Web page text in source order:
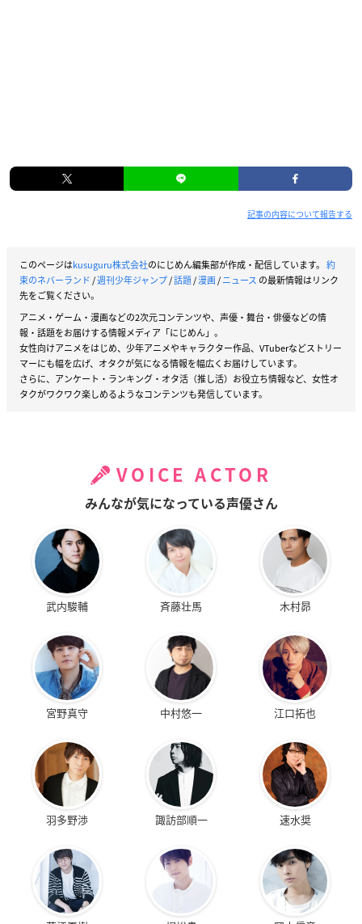
記事の内容について報告する
このページはkusuguru株式会社のにじめん編集部が作成・配信しています。 約
束のネバーランド/週刊少年ジャンプ/話題/漫画/ニュース の最新情報はリンク
先をご覧ください。
アニメ・ゲーム・漫画などの2次元コンテンツや、声優・舞台・俳優などの情
報・話題をお届けする情報メディア「にじめん」。
女性向けアニメをはじめ、少年アニメやキャラクター作品、VTuberなどストリー
マーにも幅を広げ、オタクが気になる情報を幅広くお届けしています。
さらに、アンケート・ランキング・オタ活（推し活）お役立ち情報など、女性オ
タクがワクワク楽しめるようなコンテンツも発信しています。
VOICE ACTOR
みんなが気になっている声優さん
武内駿輔 斉藤壮馬 木村昴
宮野真守 中村悠一 江口拓也
羽多野渉 諏訪部順一 速水奨